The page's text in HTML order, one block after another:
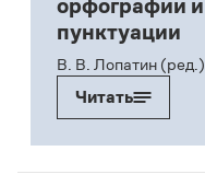
орфографии и
пунктуации
В. В. Лопатин (ред.)
Читать